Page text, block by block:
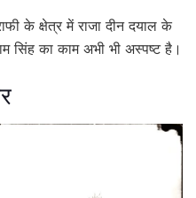
के क्षेत्र में राजा दीन दयाल के
सिंह का काम अभी भी अस्पष्ट है।